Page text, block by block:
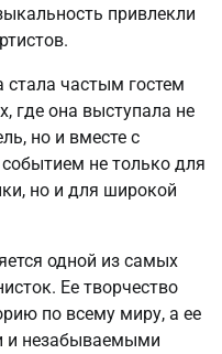
привлекли
частым гостем
где она выступала не
но и вместе с
не только для
но и для широкой
одной из самых
Ее творчество
по всему миру, а ее
и незабываемыми